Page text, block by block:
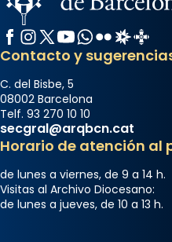
Facebook
Instagram
X / Twitter
YouTube
WhatsApp
FlickrRadio
Contacto y
C. del Bisbe, 5
08002 Barcelona
Telf. 93 270 10 10
secgral@arqbcn.cat
Horario de atención al
de lunes a viernes, de 9 a 14 h.
Visitas al Archivo Diocesano:
de lunes a jueves, de 10 a 13 h.